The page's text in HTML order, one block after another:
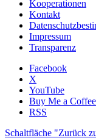
Kooperationen
Kontakt
Impressum
Transparenz
Facebook
X
YouTube
Buy Me a Coffee
RSS
Schaltfläche "Zurück